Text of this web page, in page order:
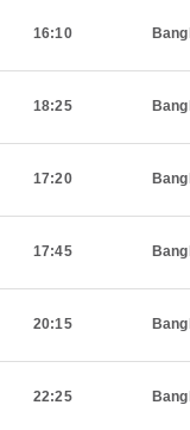
16:10
18:25
17:20
17:45
20:15
22:25